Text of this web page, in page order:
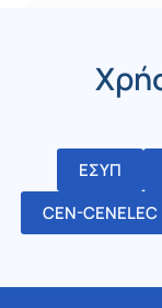
ΕΣΥΠ
CEN-CENELEC